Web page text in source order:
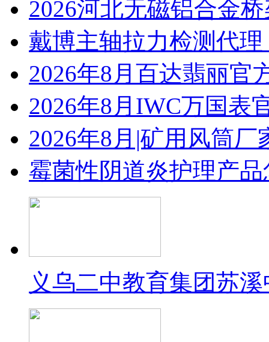
2026河北无磁铝合金
戴博主轴拉力检测代
2026年8月百达翡丽官
2026年8月IWC万国表
2026年8月|矿用风筒厂
霉菌性阴道炎护理产
义乌二中教育集团苏